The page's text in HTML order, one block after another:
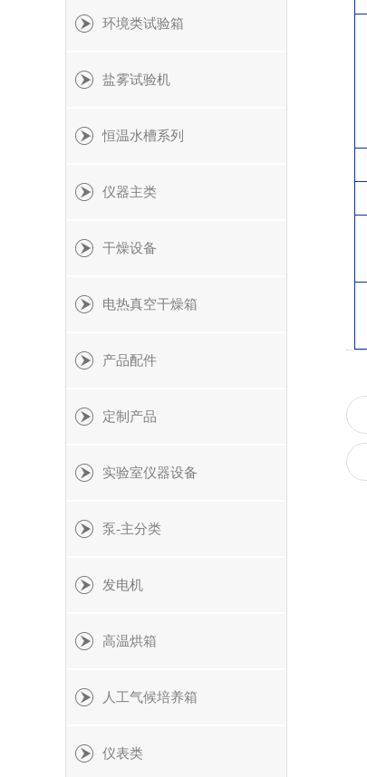
环境类试验箱
盐雾试验机
恒温水槽系列
仪器主类
干燥设备
电热真空干燥箱
产品配件
定制产品
实验室仪器设备
泵-主分类
发电机
高温烘箱
人工气候培养箱
仪表类